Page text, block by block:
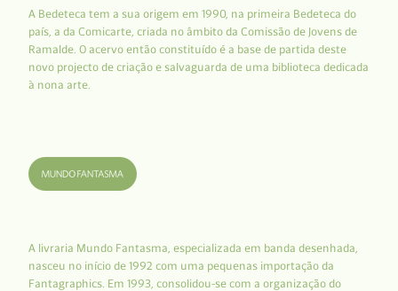
A Bedeteca tem a sua origem em 1990, na primeira Bedeteca do
país, a da Comicarte, criada no âmbito da Comissão de Jovens de
Ramalde. O acervo então constituído é a base de partida deste
novo projecto de criação e salvaguarda de uma biblioteca dedicada
à nona arte.
A livraria Mundo Fantasma, especializada em banda desenhada,
nasceu no início de 1992 com uma pequenas importação da
Fantagraphics. Em 1993, consolidou-se com a organização do